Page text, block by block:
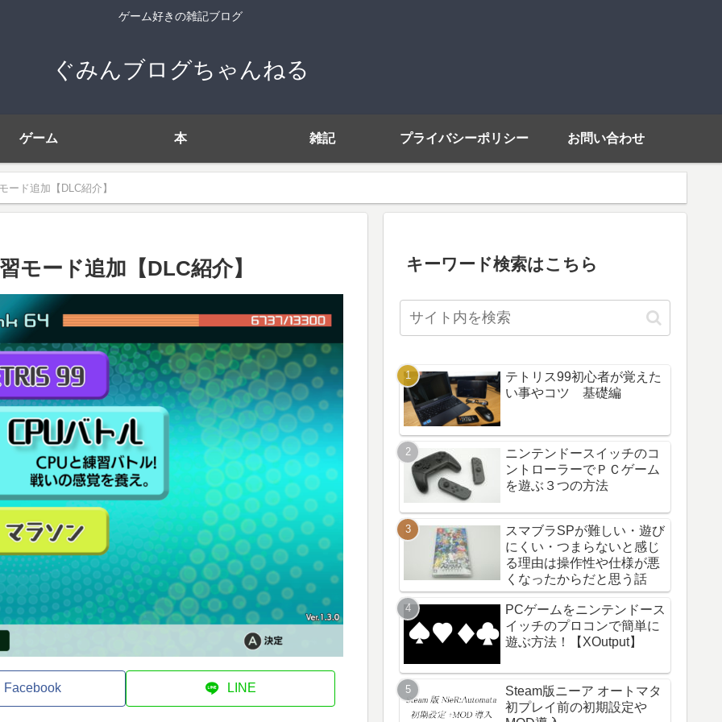
ゲーム好きの雑記ブログ
ぐみんブログちゃんねる
ゲーム 本 雑記 プライバシーポリシー お問い合わせ
ード追加【DLC紹介】
モード追加【DLC紹介】
Facebook LINE
キーワード検索はこちら
テトリス99初心者が覚えた
い事やコツ 基礎編
ニンテンドースイッチのコ
ントローラーでＰＣゲーム
を遊ぶ３つの方法
スマブラSPが難しい・遊び
にくい・つまらないと感じ
る理由は操作性や仕様が悪
くなったからだと思う話
PCゲームをニンテンドース
イッチのプロコンで簡単に
遊ぶ方法！【XOutput】
Steam版ニーア オートマタ
初プレイ前の初期設定や